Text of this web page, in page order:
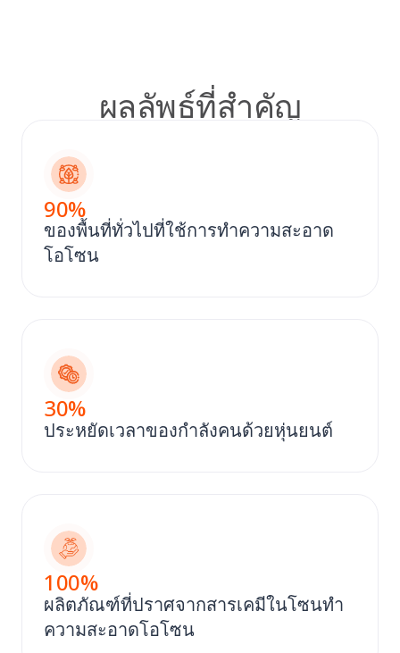
ผลลัพธ์ที่สําคัญ
90%
ของพื้นที่ทั่วไปที่ใช้การทําความสะอาด
โอโซน
30%
ประหยัดเวลาของกําลังคนด้วยหุ่นยนต์
100%
ผลิตภัณฑ์ที่ปราศจากสารเคมีในโซนทํา
ความสะอาดโอโซน